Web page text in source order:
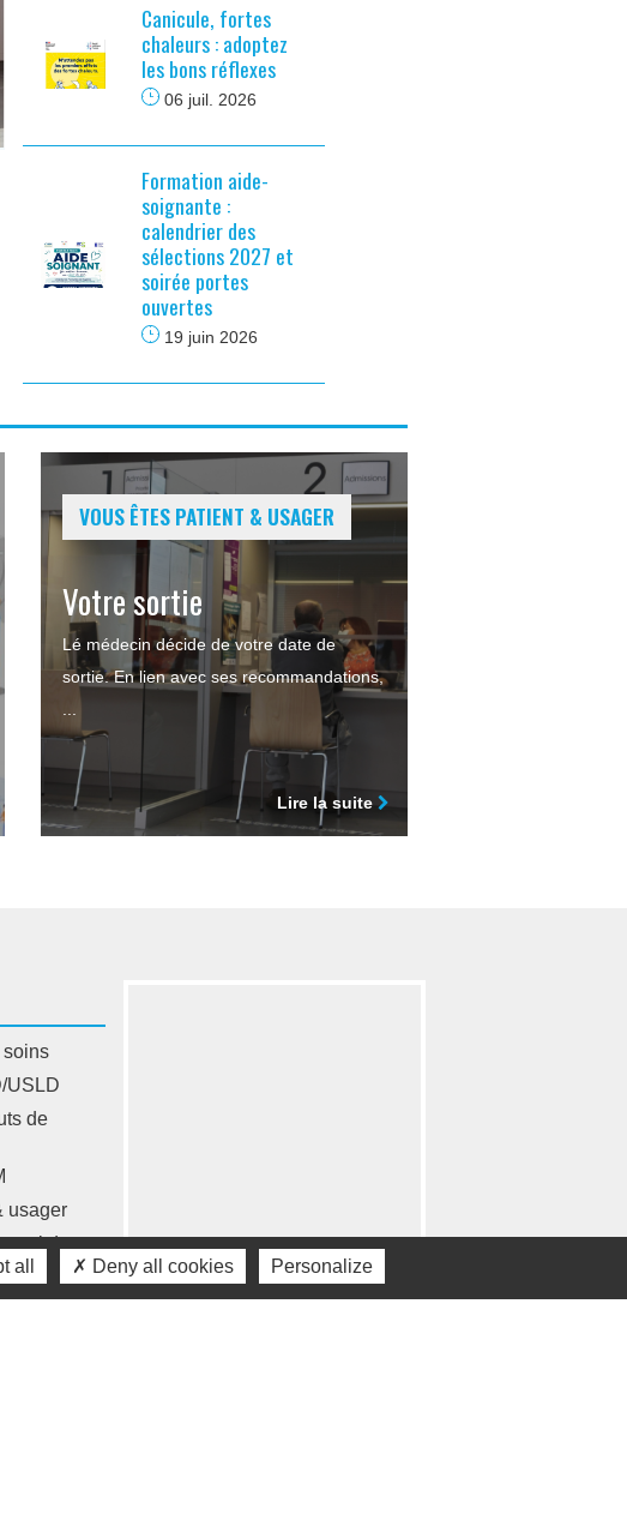
Canicule, fortes
chaleurs : adoptez
les bons réflexes
06 juil. 2026
Formation aide-
soignante :
calendrier des
sélections 2027 et
soirée portes
ouvertes
19 juin 2026
VOUS ÊTES PATIENT & USAGER
Votre sortie
Lé médecin décide de votre date de
sortie. En lien avec ses recommandations,
Lire la suite
soins
USLD
de
usager
de
all Deny all cookies Personalize